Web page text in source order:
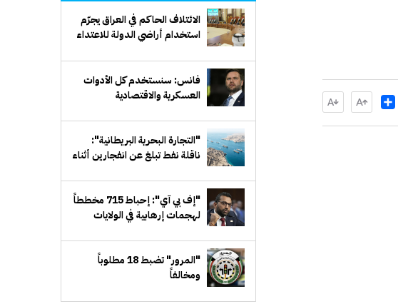
Share
الائتلاف الحاكم في العراق يجرّم
استخدام أراضي الدولة للاعتداء
فانس: سنستخدم كل الأدوات
العسكرية والاقتصادية
مع إيران
"التجارة البحرية البريطانية":
ناقلة نفط تبلغ عن انفجارين أثناء
أضرار
"إف بي آي": إحباط 715 مخططاً
لهجمات إرهابية في الولايات
"المرور" تضبط 18 مطلوباً
ومخالفاً